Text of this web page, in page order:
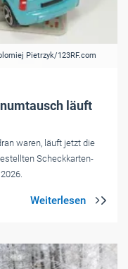
Pietrzyk/123RF.com
läuft
waren, läuft jetzt die
Scheckkarten-